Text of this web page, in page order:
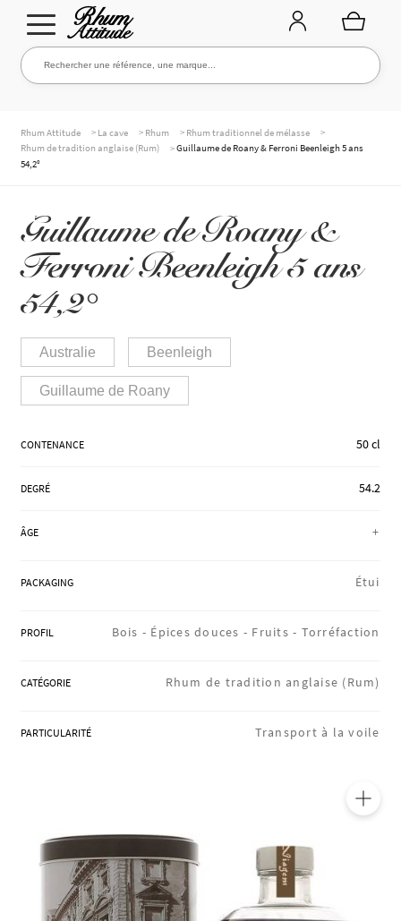
Aller
à
Aller
au
Rechercher une référence, une marque...
Rechercher
WHISKIES & +
MARQUES
COFFRETS & CADEAUX
BLOG
Rhum Attitude > La cave > Rhum > Rhum traditionnel de mélasse
>
Rhum de tradition anglaise (Rum)
>Guillaume de Roany & Ferroni Beenleigh 5 ans
54,2°
Guillaume de Roany &
Ferroni Beenleigh 5 ans
54,2°
Australie Beenleigh
Guillaume de Roany
CONTENANCE 50 cl
DEGRÉ 54.2
ÂGE +
PACKAGING Étui
PROFIL Bois - Épices douces - Fruits - Torréfaction
CATÉGORIE Rhum de tradition anglaise (Rum)
PARTICULARITÉ Transport à la voile